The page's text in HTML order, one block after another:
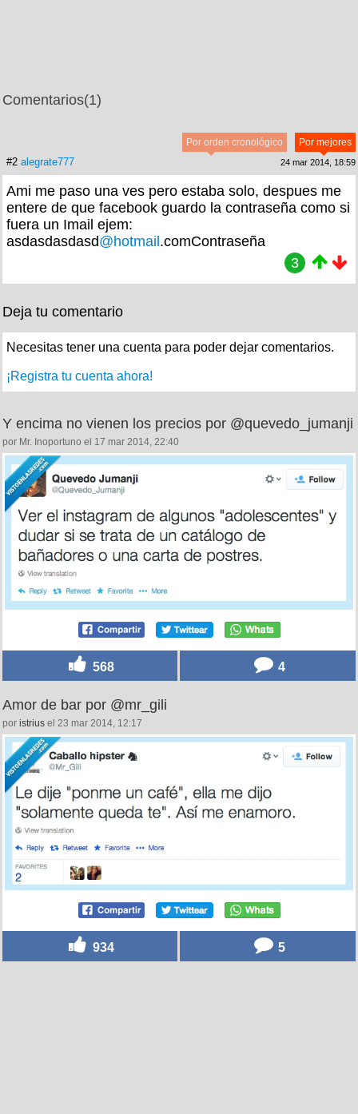
Comentarios(1)
Por mejores
Por orden cronológico
#2 alegrate777 24 mar 2014, 18:59
Ami me paso una ves pero estaba solo, despues me
entere de que facebook guardo la contraseña como si
fuera un Imail ejem:
asdasdasdasd@hotmail .comContraseña
3
Deja tu comentario
Necesitas tener una cuenta para poder dejar comentarios.
¡Registra tu cuenta ahora!
Y encima no vienen los precios por @quevedo_jumanji
por Mr. Inoportuno el 17 mar 2014, 22:40
568 4
Amor de bar por @mr_gili
por istrius el 23 mar 2014, 12:17
934 5